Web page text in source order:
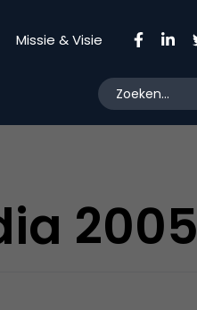
Missie & Visie
2005